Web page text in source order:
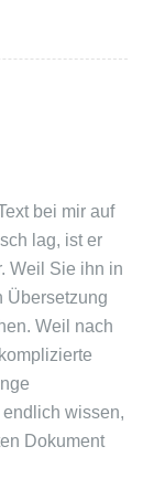
bei mir auf
lag, ist er
Weil Sie ihn in
Übersetzung
Weil nach
wissen,
Dokument